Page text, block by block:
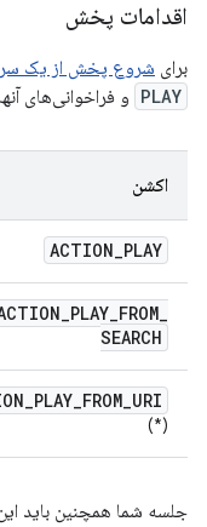
اقدامات پخش
برای شروع پخش از یک
PLAY و فراخوانی‌های
اکشن
ACTION_PLAY
_PLAY_FROM_
SEARCH
_PLAY_FROM_URI
(*)
جلسه شما همچنین باید